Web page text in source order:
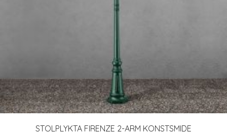
STOLPLYKTA FIRENZE 2-ARM KONSTSMIDE